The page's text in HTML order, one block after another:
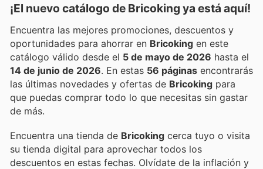
¡El nuevo catálogo de Bricoking ya está aquí!
Encuentra las mejores promociones, descuentos y
oportunidades para ahorrar en Bricoking en este
catálogo válido desde el 5 de mayo de 2026 hasta el
14 de junio de 2026 . En estas 56 páginas encontrarás
las últimas novedades y ofertas de Bricoking para
que puedas comprar todo lo que necesitas sin gastar
de más.
Encuentra una tienda de Bricoking cerca tuyo o visita
su tienda digital para aprovechar todos los
descuentos en estas fechas. Olvídate de la inflación y